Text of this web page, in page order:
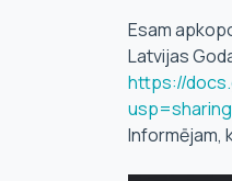
Esam
Latvijas
https://
usp=sharing
Informējam,